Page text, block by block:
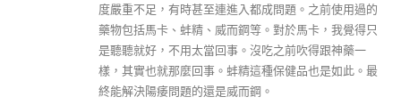
度嚴重不足，有時甚至連進入都成問題。之前使用過的
藥物包括馬卡、蚌精、威而鋼等。對於馬卡，我覺得只
是聽聽就好，不用太當回事。沒吃之前吹得跟神藥一
樣，其實也就那麼回事。蚌精這種保健品也是如此。最
終能解決陽痿問題的還是威而鋼。